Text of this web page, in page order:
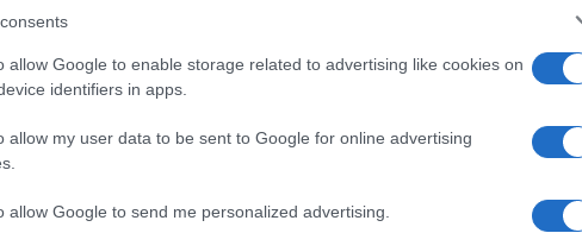
allow Google to enable storage related to advertising like cookies on
identifiers in apps.
allow my user data to be sent to Google for online advertising
allow Google to send me personalized advertising.
di accelerare i programmi di rilancio del
riprendersi e adattarsi alle nuove richieste del
sforzi collettivi.
aziende e i sindacati, sta facendo ogni sforzo per